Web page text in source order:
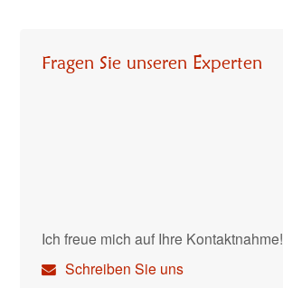
Fragen Sie unseren Experten
Ich freue mich auf Ihre Kontaktnahme!
Schreiben Sie uns